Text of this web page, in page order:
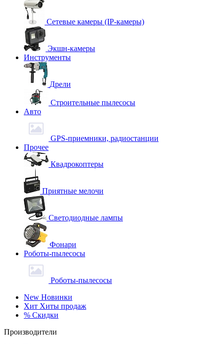
Сетевые камеры (IP-камеры)
Экшн-камеры
Инструменты
Дрели
Строительные пылесосы
Авто
GPS-приемники, радиостанции
Прочее
Квадрокоптеры
Приятные мелочи
Светодиодные лампы
Фонари
Роботы-пылесосы
Роботы-пылесосы
New Новинки
Хит Хиты продаж
% Скидки
Производители